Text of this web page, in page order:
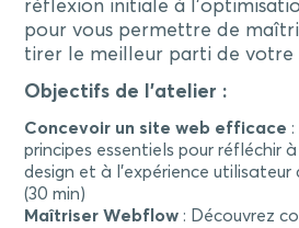
réflexion initiale à
pour vous permettre de
tirer le meilleur parti de votre
Objectifs de l’atelier :
Concevoir un site web efficace
principes essentiels pour réfléchir
design et à l’expérience utilisateur
(30 min)
Maîtriser Webflow : Découvrez